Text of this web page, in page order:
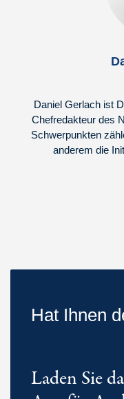
Daniel Gerlach ist
Chefredakteur des
Schwerpunkten
anderem die
Hat Ihnen
Laden Sie